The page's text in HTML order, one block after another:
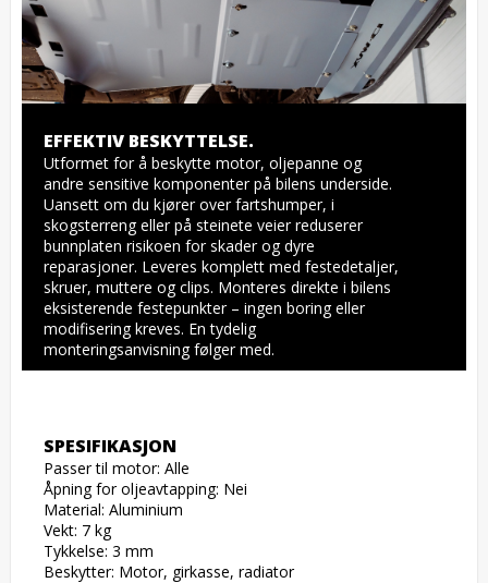
EFFEKTIV BESKYTTELSE.
Utformet for å beskytte motor, oljepanne og
andre sensitive komponenter på bilens underside.
Uansett om du kjører over fartshumper, i
skogsterreng eller på steinete veier reduserer
bunnplaten risikoen for skader og dyre
reparasjoner. Leveres komplett med festedetaljer,
skruer, muttere og clips. Monteres direkte i bilens
eksisterende festepunkter – ingen boring eller
modifisering kreves. En tydelig
monteringsanvisning følger med.
SPESIFIKASJON
Passer til motor: Alle
Åpning for oljeavtapping: Nei
Material: Aluminium
Vekt: 7 kg
Tykkelse: 3 mm
Beskytter: Motor, girkasse, radiator